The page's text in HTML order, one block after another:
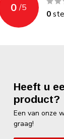
0 /5
0
Heeft u
product?
Een van onze
graag!